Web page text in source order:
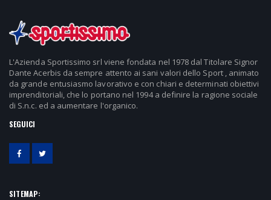
L'Azienda Sportissimo srl viene fondata nel 1978 dal Titolare Signor
Dante Acerbis da sempre attento ai sani valori dello Sport , animato
da grande entusiasmo lavorativo e con chiari e determinati obiettivi
imprenditoriali, che lo portano nel 1994 a definire la ragione sociale
di S.n.c. ed a aumentare l'organico.
SEGUICI
SITEMAP: